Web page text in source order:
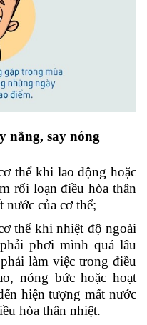
nắng, say nóng
thể khi lao động hoặc
rối loạn điều hòa thân
của cơ thể;
thể khi nhiệt độ ngoài
phơi mình quá lâu
làm việc trong điều
nóng bức hoặc hoạt
hiện tượng mất nước
hòa thân nhiệt.